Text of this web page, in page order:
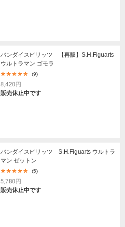
バンダイスピリッツ 【再販】S.H.Figuarts
ウルトラマン ゴモラ
(9)
8,420円
販売休止中です
バンダイスピリッツ S.H.Figuarts ウルトラ
マン ゼットン
(5)
5,780円
販売休止中です